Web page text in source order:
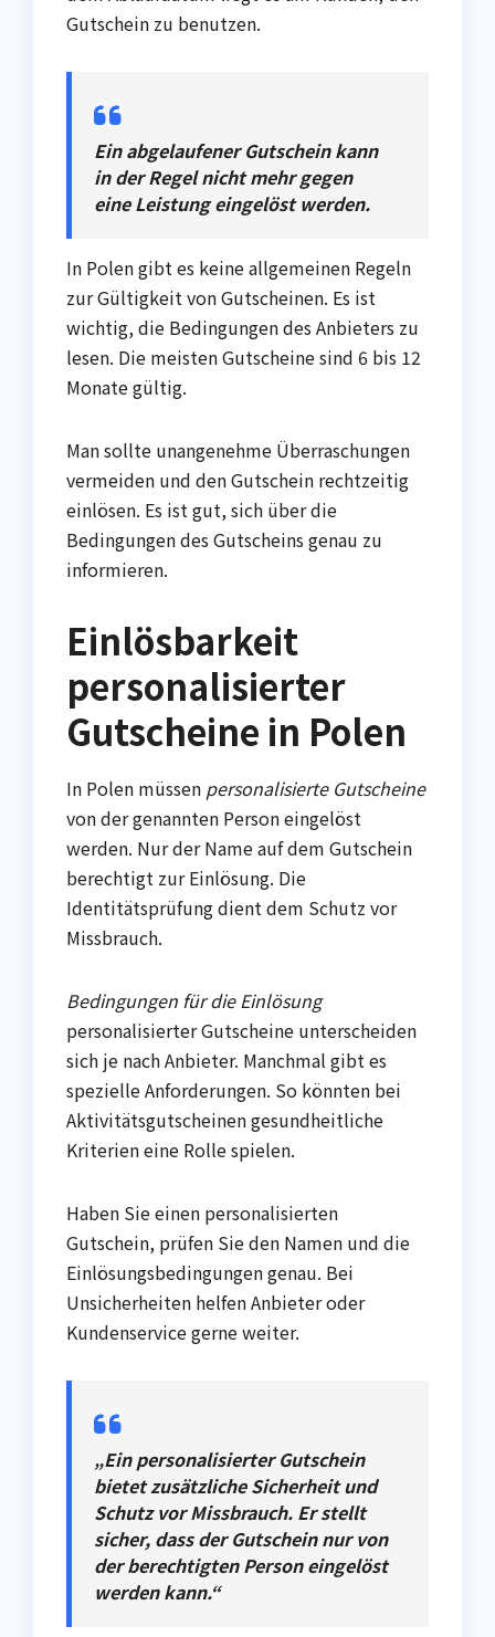
Gutschein zu benutzen.
Ein abgelaufener Gutschein kann
in der Regel nicht mehr gegen
eine Leistung eingelöst werden.
In Polen gibt es keine allgemeinen Regeln
zur Gültigkeit von Gutscheinen. Es ist
wichtig, die Bedingungen des Anbieters zu
lesen. Die meisten Gutscheine sind 6 bis 12
Monate gültig.
Man sollte unangenehme Überraschungen
vermeiden und den Gutschein rechtzeitig
einlösen. Es ist gut, sich über die
Bedingungen des Gutscheins genau zu
informieren.
Einlösbarkeit
personalisierter
Gutscheine in Polen
In Polen müssen personalisierte Gutscheine
von der genannten Person eingelöst
werden. Nur der Name auf dem Gutschein
berechtigt zur Einlösung. Die
Identitätsprüfung dient dem Schutz vor
Missbrauch.
Bedingungen für die Einlösung
personalisierter Gutscheine unterscheiden
sich je nach Anbieter. Manchmal gibt es
spezielle Anforderungen. So könnten bei
Aktivitätsgutscheinen gesundheitliche
Kriterien eine Rolle spielen.
Haben Sie einen personalisierten
Gutschein, prüfen Sie den Namen und die
Einlösungsbedingungen genau. Bei
Unsicherheiten helfen Anbieter oder
Kundenservice gerne weiter.
„Ein personalisierter Gutschein
bietet zusätzliche Sicherheit und
Schutz vor Missbrauch. Er stellt
sicher, dass der Gutschein nur von
der berechtigten Person eingelöst
werden kann.“